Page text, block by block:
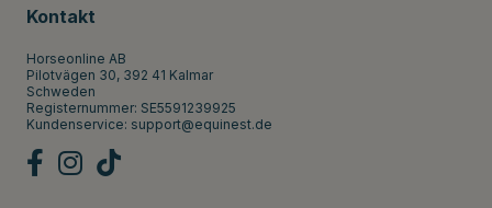
Kontakt
Horseonline AB
Pilotvägen 30, 392 41 Kalmar
Schweden
Registernummer: SE5591239925
Kundenservice: support@equinest.de